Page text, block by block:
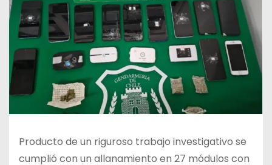
Producto de un riguroso trabajo investigativo se
cumplió con un allanamiento en 27 módulos con